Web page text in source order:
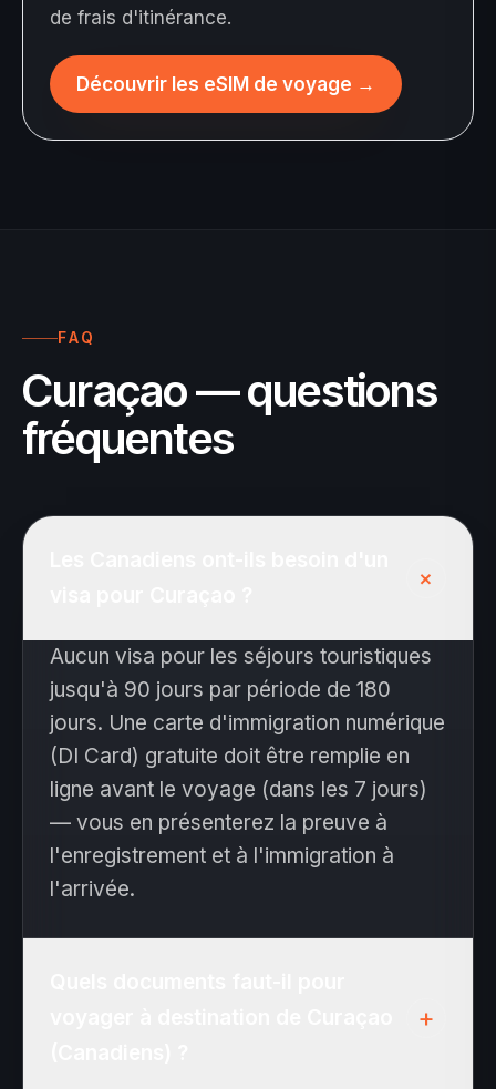
de frais d'itinérance.
Découvrir les eSIM de voyage →
FAQ
Curaçao — questions
fréquentes
+
Aucun visa pour les séjours touristiques
jusqu'à 90 jours par période de 180
jours. Une carte d'immigration numérique
(DI Card) gratuite doit être remplie en
ligne avant le voyage (dans les 7 jours)
— vous en présenterez la preuve à
l'enregistrement et à l'immigration à
l'arrivée.
+